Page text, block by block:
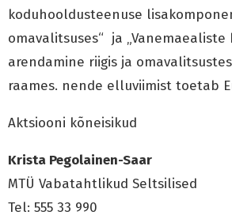
koduhooldusteenuse
omavalitsuses“ ja „Vanemaealiste
arendamine riigis ja omavalitsustes
raames. nende elluviimist toetab
Aktsiooni kõneisikud
Krista Pegolainen-Saar
MTÜ Vabatahtlikud Seltsilised
Tel: 555 33 990